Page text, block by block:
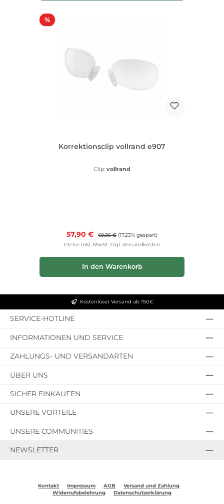
%Rabatt
Korrektionsclip vollrand e907
Clip: vollrand
Verkaufspreis:
57,90 € Regulärer Preis:
69,95 € (17.23% gespart)
Preise inkl. MwSt. zzgl. Versandkosten
In den Warenkorb
Kostenloser Versand ab 150€
SERVICE-HOTLINE
INFORMATIONEN UND SERVICE
ZAHLUNGS- UND VERSANDARTEN
ÜBER UNS
SICHER EINKAUFEN
UNSERE VORTEILE
UNSERE COMMUNITIES
NEWSLETTER
Kontakt Impressum AGB
Versand und Zahlung
Widerrufsbelehrung
Datenschutzerklärung